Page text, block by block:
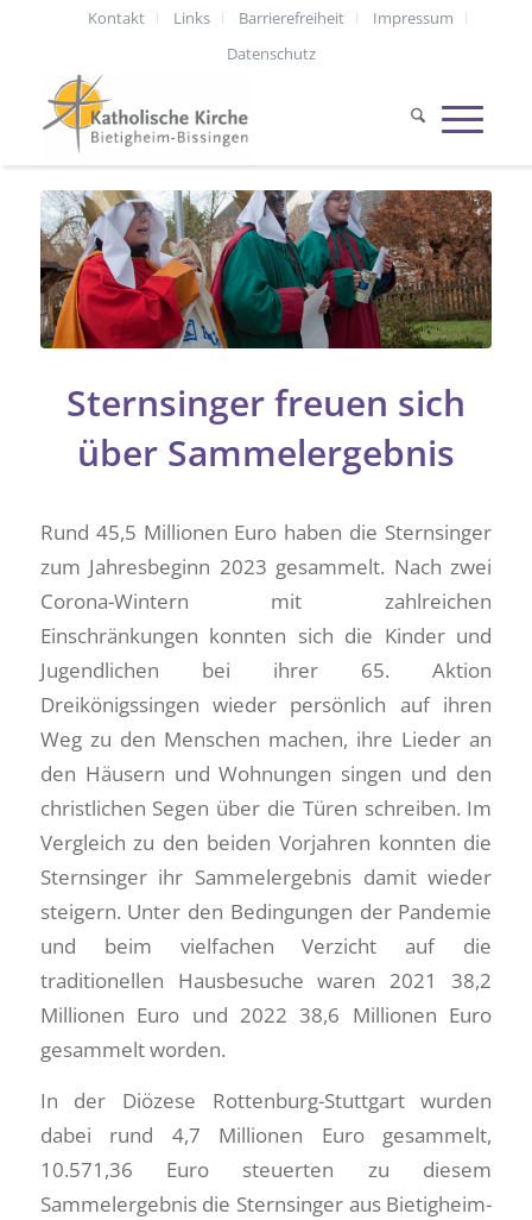
Kontakt Links Barrierefreiheit
Impressum
Datenschutz
Sternsinger freuen sich
über Sammelergebnis
Rund 45,5 Millionen Euro haben die Sternsinger
zum Jahresbeginn 2023 gesammelt. Nach zwei
Corona-Wintern mit zahlreichen
Einschränkungen konnten sich die Kinder und
Jugendlichen bei ihrer 65. Aktion
Dreikönigssingen wieder persönlich auf ihren
Weg zu den Menschen machen, ihre Lieder an
den Häusern und Wohnungen singen und den
christlichen Segen über die Türen schreiben. Im
Vergleich zu den beiden Vorjahren konnten die
Sternsinger ihr Sammelergebnis damit wieder
steigern. Unter den Bedingungen der Pandemie
und beim vielfachen Verzicht auf die
traditionellen Hausbesuche waren 2021 38,2
Millionen Euro und 2022 38,6 Millionen Euro
gesammelt worden.
In der Diözese Rottenburg-Stuttgart wurden
dabei rund 4,7 Millionen Euro gesammelt,
10.571,36 Euro steuerten zu diesem
Sammelergebnis die Sternsinger aus Bietigheim-